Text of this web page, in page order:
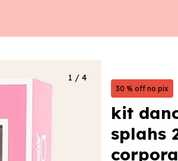
1 / 4
30 % off no pix
kit
splahs